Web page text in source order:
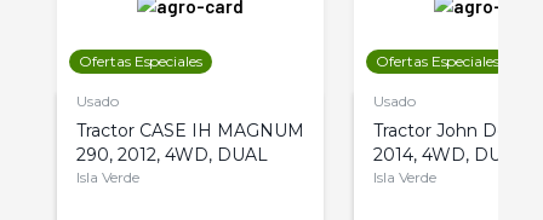
Ofertas Especiales
Usado
Tractor CASE IH MAGNUM
290, 2012, 4WD, DUAL
Isla Verde
Ofertas Especiales
Usado
Tractor John Deere
2014, 4WD, DUAL
Isla Verde